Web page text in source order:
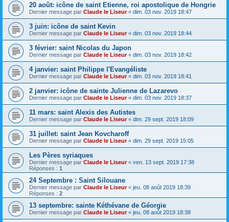
20 août: icône de saint Etienne, roi apostolique de Hongrie
Dernier message par Claude le Liseur« dim. 03 nov. 2019 18:47
3 juin: icône de saint Kevin
Dernier message par Claude le Liseur« dim. 03 nov. 2019 18:44
3 février: saint Nicolas du Japon
Dernier message par Claude le Liseur« dim. 03 nov. 2019 18:42
4 janvier: saint Philippe l'Evangéliste
Dernier message par Claude le Liseur« dim. 03 nov. 2019 18:41
2 janvier: icône de sainte Julienne de Lazarevo
Dernier message par Claude le Liseur« dim. 03 nov. 2019 18:37
11 mars: saint Alexis des Autistes
Dernier message par Claude le Liseur« dim. 29 sept. 2019 18:09
31 juillet: saint Jean Kovcharoff
Dernier message par Claude le Liseur« dim. 29 sept. 2019 15:05
Les Pères syriaques
Dernier message par Claude le Liseur« ven. 13 sept. 2019 17:38
Réponses : 1
24 Septembre : Saint Silouane
Dernier message par Claude le Liseur« jeu. 08 août 2019 18:39
Réponses : 2
13 septembre: sainte Kéthévane de Géorgie
Dernier message par Claude le Liseur« jeu. 08 août 2019 18:38